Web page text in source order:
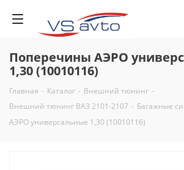
Поперечины АЭРО
1,30 (10010116)
Главная - Каталог - Внешний тюнинг -
Внешний тюнинг ВАЗ 2101-2107 - Багажные
АЭРО универсальные 1,30 (10010116)